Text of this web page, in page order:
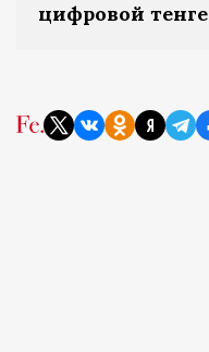
цифровой тенге